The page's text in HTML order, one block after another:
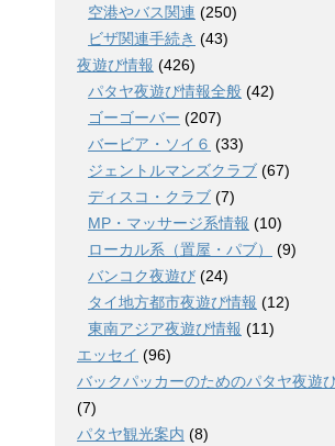
空港やバス関連 (250)
ビザ関連手続き (43)
夜遊び情報 (426)
パタヤ夜遊び情報全般 (42)
ゴーゴーバー (207)
バービア・ソイ６ (33)
ジェントルマンズクラブ (67)
ディスコ・クラブ (7)
MP・マッサージ系情報 (10)
ローカル系（置屋・パブ）
(9)
バンコク夜遊び (24)
タイ地方都市夜遊び情報 (12)
東南アジア夜遊び情報 (11)
エッセイ (96)
バックパッカーのためのパタヤ夜遊
(7)
パタヤ観光案内 (8)